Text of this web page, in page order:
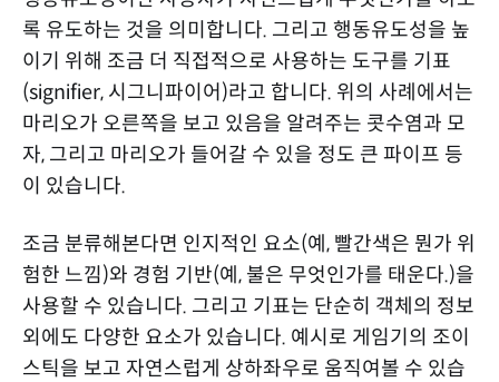
록 유도하는 것을 의미합니다. 그리고 행동유도성을 높
이기 위해 조금 더 직접적으로 사용하는 도구를 기표
(signifier, 시그니파이어)라고 합니다. 위의 사례에서는
마리오가 오른쪽을 보고 있음을 알려주는 콧수염과 모
자, 그리고 마리오가 들어갈 수 있을 정도 큰 파이프 등
이 있습니다.
조금 분류해본다면 인지적인 요소(예, 빨간색은 뭔가 위
험한 느낌)와 경험 기반(예, 불은 무엇인가를 태운다.)을
사용할 수 있습니다. 그리고 기표는 단순히 객체의 정보
외에도 다양한 요소가 있습니다. 예시로 게임기의 조이
스틱을 보고 자연스럽게 상하좌우로 움직여볼 수 있습